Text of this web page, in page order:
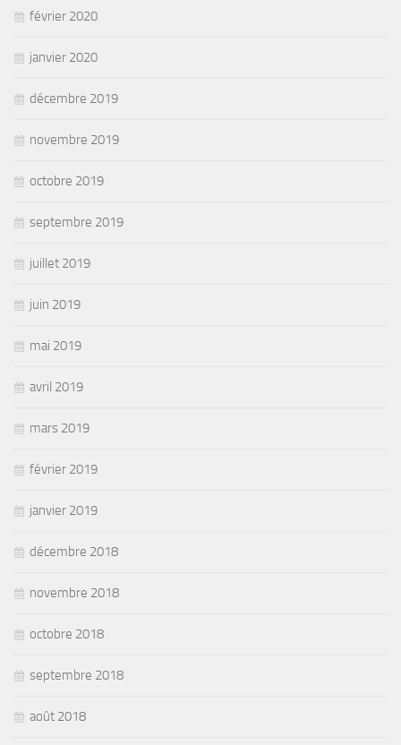
février 2020
janvier 2020
décembre 2019
novembre 2019
octobre 2019
septembre 2019
juillet 2019
juin 2019
mai 2019
avril 2019
mars 2019
février 2019
janvier 2019
décembre 2018
novembre 2018
octobre 2018
septembre 2018
août 2018